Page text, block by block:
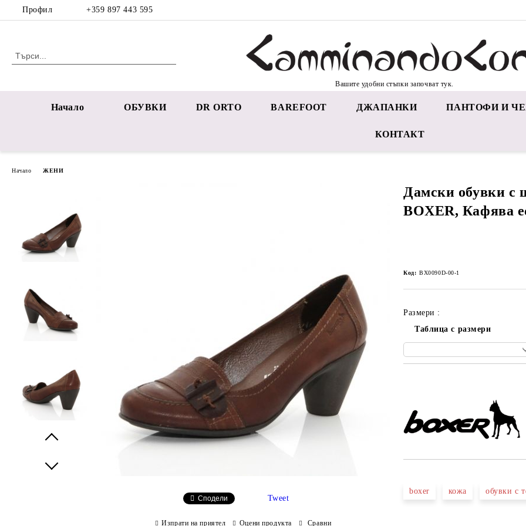
Профил +359 897 443 595
Вашите удобни стъпки започват тук.
Начало ОБУВКИ DR ORTO BAREFOOT ДЖАПАНКИ ПАНТОФИ И
КОНТАКТ
Начало ЖЕНИ
Дамски обувки с
BOXER, Кафява
Код: BX0090D-00-1
Размери :
Таблица с размери
boxer кожа обувки с
Сподели Tweet
Изпрати на приятел Оцени продукта Сравни